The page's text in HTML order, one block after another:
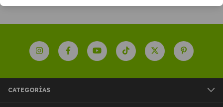
CATEGORÍAS